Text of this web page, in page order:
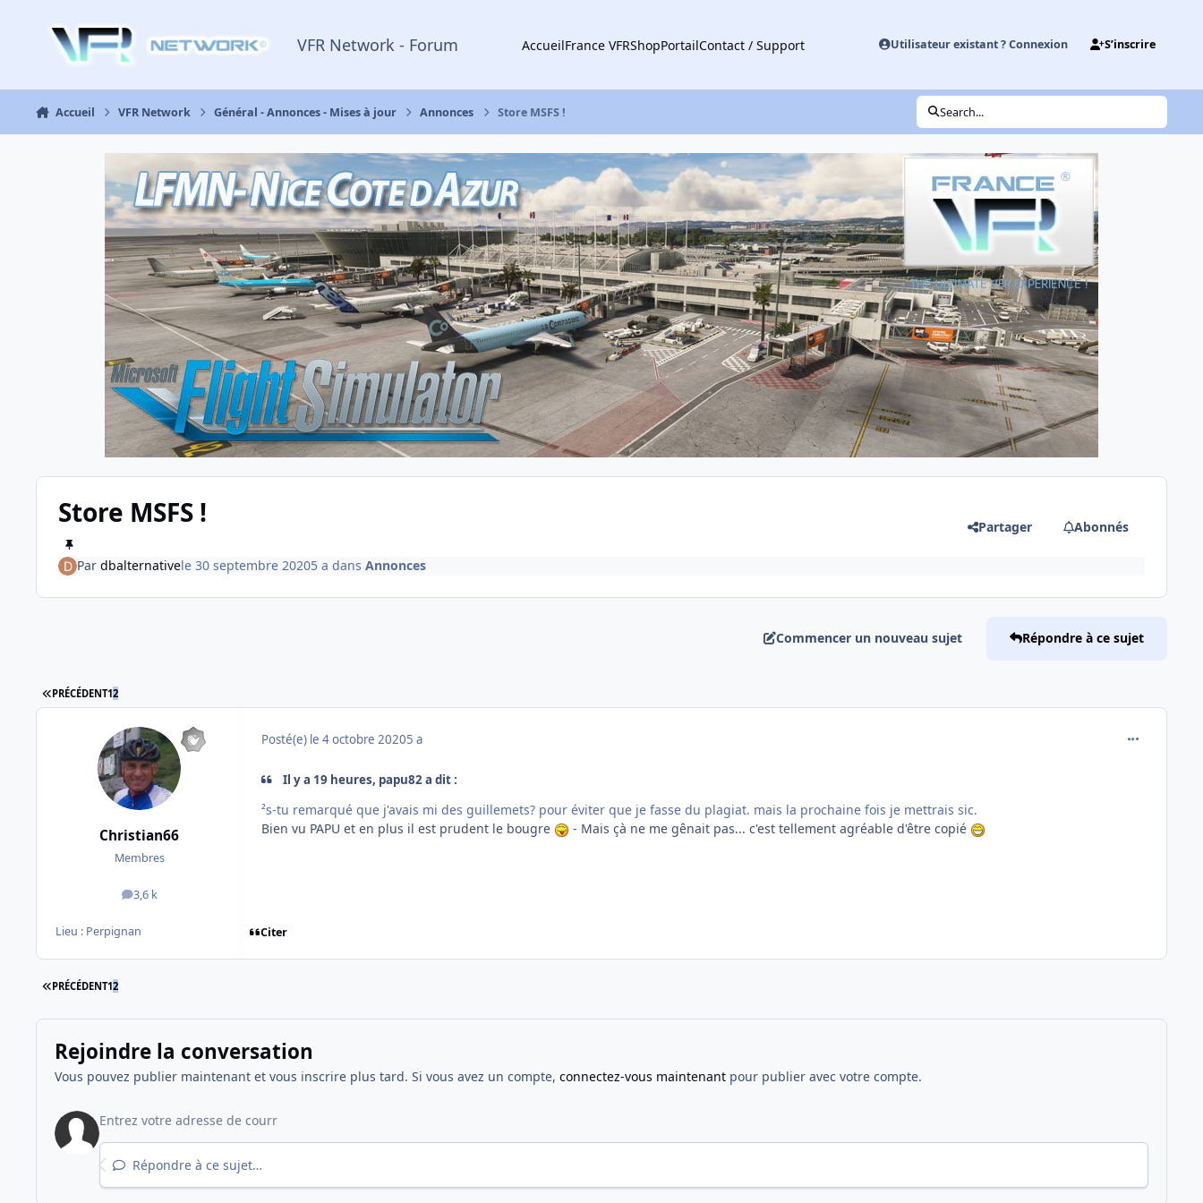
VFR Network - Forum AccueilFrance VFRShopPortailContact / Support Utilisateur existant ? Connexion S’inscrire
Accueil VFR Network Général - Annonces - Mises à jour Annonces Store MSFS ! Search...
Store MSFS ! Partager Abonnés
Par dbalternativele 30 septembre 20205 a dans Annonces
Commencer un nouveau sujet Répondre à ce sujet
PREMIÈRE PAGE
PRÉCÉDENT12
Christian66
Membres
3,6 k
messages
Lieu : Perpignan
Posté(e) le 4 octobre 20205 a
Il y a 19 heures, papu82 a dit :
²s-tu remarqué que j'avais mi des guillemets? pour éviter que je fasse du plagiat. mais la prochaine fois je mettrais sic.
Bien vu PAPU et en plus il est prudent le bougre
- Mais çà ne me gênait pas... c'est tellement agréable d'être copié
Citer
PREMIÈRE PAGE
PRÉCÉDENT12
Rejoindre la conversation
Vous pouvez publier maintenant et vous inscrire plus tard. Si vous avez un compte, connectez-vous maintenantpour publier avec votre compte.
Répondre à ce sujet…